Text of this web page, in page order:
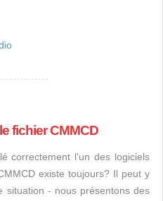
fichier CMMCD
correctement l'un des logiciels
existe toujours? Il peut y
situation - nous présentons des